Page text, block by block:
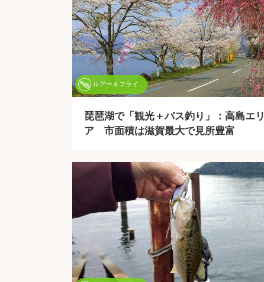
ルアー＆フライ
琵琶湖で「観光＋バス釣り」：高島エリ
ア 市面積は滋賀最大で見所豊富